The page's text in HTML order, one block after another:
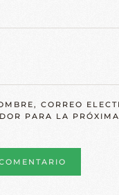
CORREO
PARA LA